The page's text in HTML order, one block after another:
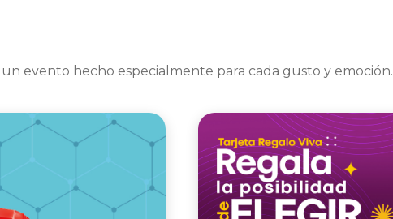
evento hecho especialmente para cada gusto y emoción.